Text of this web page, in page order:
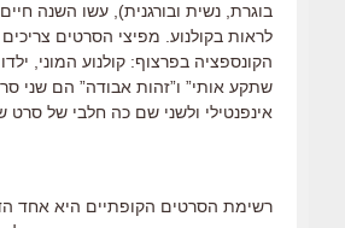
בוגרת, נשית ובורגנית), עשו השנה
לראות בקולנוע. מפיצי הסרטים
הקונספציה בפרצוף: קולנוע המוני,
שתקע אותי” ו”זהות אבודה” הם
אינפנטילי ולשני שם כה חלבי של סרט
רשימת הסרטים הקופתיים היא אחד